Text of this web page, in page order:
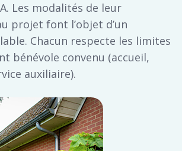
Les modalités de leur
projet font l’objet d’un
Chacun respecte les limites
bénévole convenu (accueil,
auxiliaire).